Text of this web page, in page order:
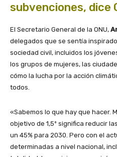
subvenciones, dice
El Secretario General de la ONU,
delegados que se sentía
sociedad civil, incluidos los
los grupos de mujeres, las
cómo la lucha por la acción
todos.
«Sabemos lo que hay que hacer.
objetivo de 1,5º significa reducir
un 45% para 2030. Pero con el
determinadas a nivel nacional,